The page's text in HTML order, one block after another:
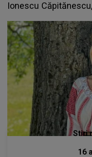
Ionescu
Stiri
16